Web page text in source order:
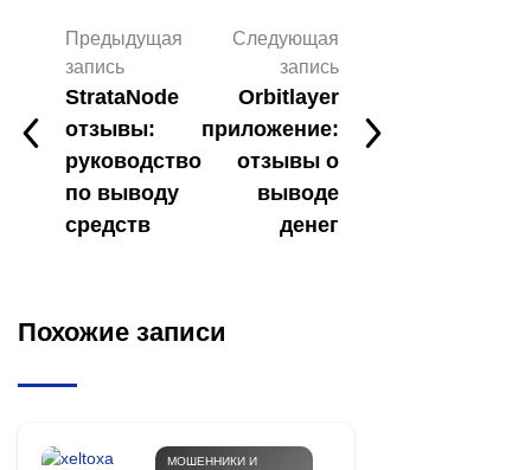
Предыдущая
запись
StrataNode
отзывы:
руководство
по выводу
средств
Следующая
запись
Orbitlayer
приложение:
отзывы о
выводе
денег
Похожие записи
МОШЕННИКИ И